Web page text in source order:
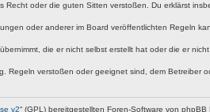
oder die guten Sitten verstoßen. Du erklärst
oder anderer im Board veröffentlichten Regeln
die er nicht selbst erstellt hat oder die er
verstoßen oder geeignet sind, dem Betreiber
v2“ (GPL) bereitgestellten Foren-Software von phpBB